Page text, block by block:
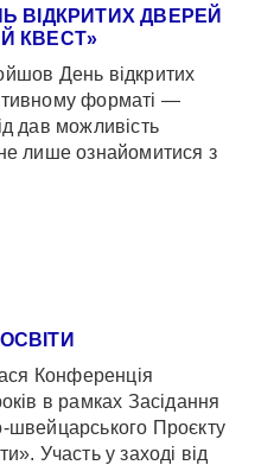
ВІДКРИТИХ ДВЕРЕЙ
КВЕСТ»
День відкритих
форматі —
дав можливість
лише ознайомитися з
Конференція
в рамках Засідання
швейцарського Проєкту
Участь у заході від